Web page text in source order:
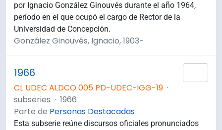
por Ignacio González Ginouvés durante el año 1964,
período en el que ocupó el cargo de Rector de la
Universidad de Concepción.
González Ginouvés, Ignacio, 1903-
1966
CL UDEC ALDCO 005 PD-UDEC-IGG-19 ·
subseries · 1966
Parte de Personas Destacadas
Esta subserie reúne discursos oficiales pronunciados